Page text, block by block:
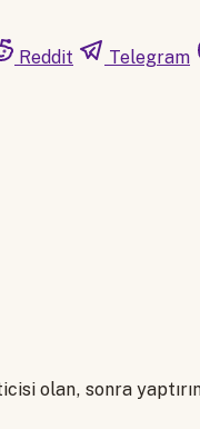
Reddit Telegram
olan, sonra